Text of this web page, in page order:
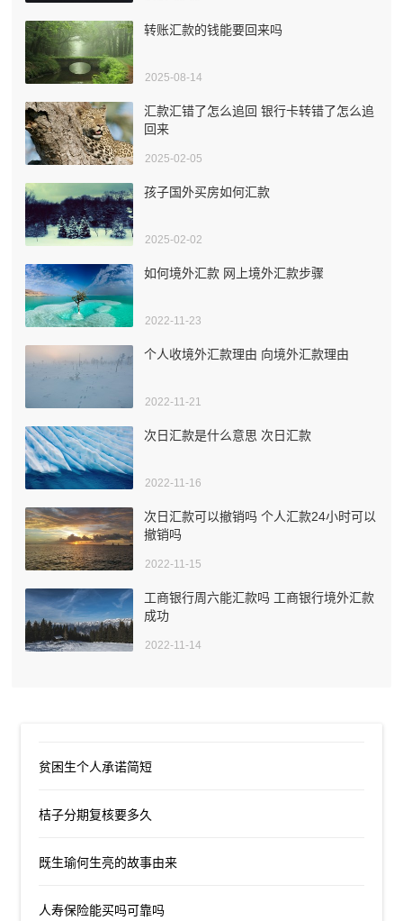
转账汇款的钱能要回来吗
2025-08-14
汇款汇错了怎么追回 银行卡转错了怎么追
回来
2025-02-05
孩子国外买房如何汇款
2025-02-02
如何境外汇款 网上境外汇款步骤
2022-11-23
个人收境外汇款理由 向境外汇款理由
2022-11-21
次日汇款是什么意思 次日汇款
2022-11-16
次日汇款可以撤销吗 个人汇款24小时可以
撤销吗
2022-11-15
工商银行周六能汇款吗 工商银行境外汇款
成功
2022-11-14
贫困生个人承诺简短
桔子分期复核要多久
既生瑜何生亮的故事由来
人寿保险能买吗可靠吗